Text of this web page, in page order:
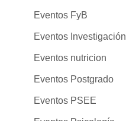
Eventos FyB
Eventos Investigación
Eventos nutricion
Eventos Postgrado
Eventos PSEE